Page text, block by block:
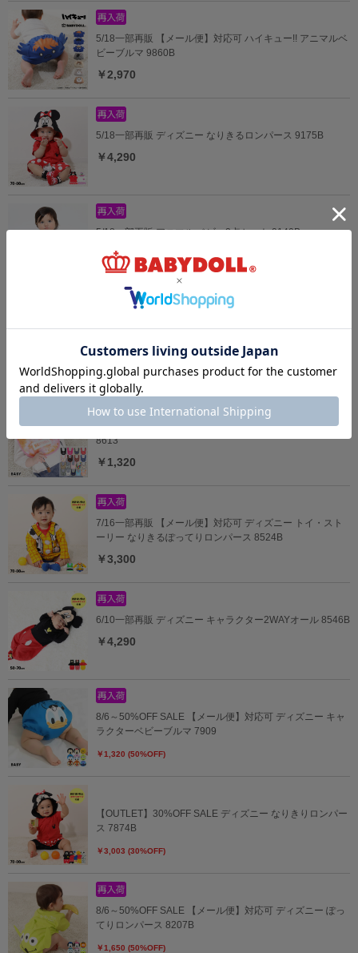
5/18一部再販 【メール便】対応可 ハイキュー!! アニマルベ
ビーブルマ 9860B
￥2,970
5/18一部再販 ディズニー なりきるロンパース 9175B
￥4,290
5/18一部再販 アニマル ベビー2点セット 9140B
￥5,390
4/8一部再販 ディズニー ベビーソックス 8592
￥539
7/16一部再販 【メール便】対応可 リバーシブルスタイ
8613
￥1,320
7/16一部再販 【メール便】対応可 ディズニー トイ・スト
ーリー なりきるぽってりロンパース 8524B
￥3,300
6/10一部再販 ディズニー キャラクター2WAYオール 8546B
￥4,290
8/6～50%OFF SALE 【メール便】対応可 ディズニー キャ
ラクターベビーブルマ 7909
￥1,320 (50%OFF)
【OUTLET】30%OFF SALE ディズニー なりきりロンパー
ス 7874B
￥3,003 (30%OFF)
8/6～50%OFF SALE 【メール便】対応可 ディズニー ぽっ
てりロンパース 8207B
￥1,650 (50%OFF)